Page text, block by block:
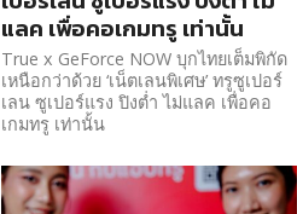
แลค เพื่อคอเกมทรู เท่านั้น
True x GeForce NOW บุกไทยเต็มพิกัด
เหนือกว่าด้วย ‘เน็ตเลนพิเศษ’ ทรูซูเปอร์
เลน ซูเปอร์แรง ปิงต่ำ ไม่แลค เพื่อคอ
เกมทรู เท่านั้น